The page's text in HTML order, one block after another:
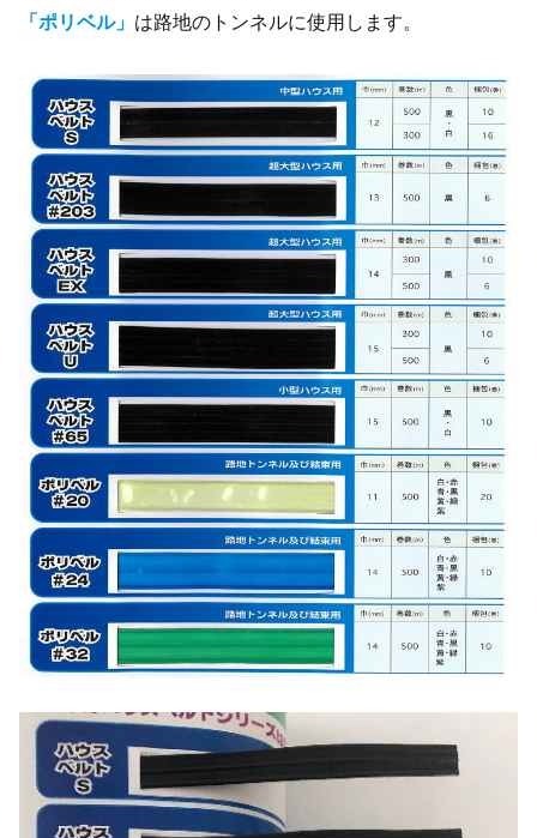
「ポリベル」 は路地のトンネルに使用します。